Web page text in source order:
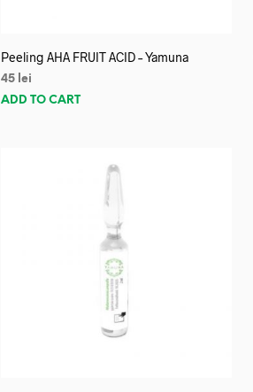
Peeling AHA FRUIT ACID – Yamuna
45 lei
ADD TO CART